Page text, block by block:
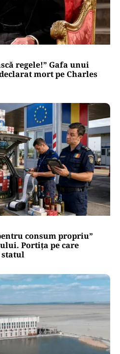
30 de ani, începe
lui Tupac Shakur
regele!” Gafa unui
mort pe Charles